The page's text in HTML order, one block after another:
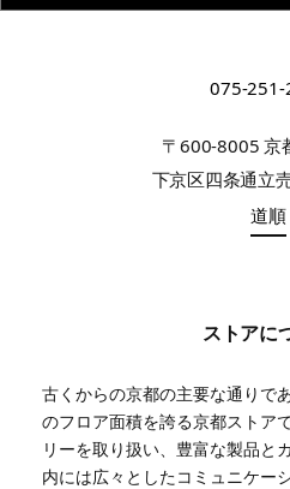
075-251-
〒600-8005 京
下京区四条通立
道順
ストアに
古くからの京都の主要な通りで
のフロア面積を誇る京都ストア
リーを取り扱い、豊富な製品と
内には広々としたコミュニケー